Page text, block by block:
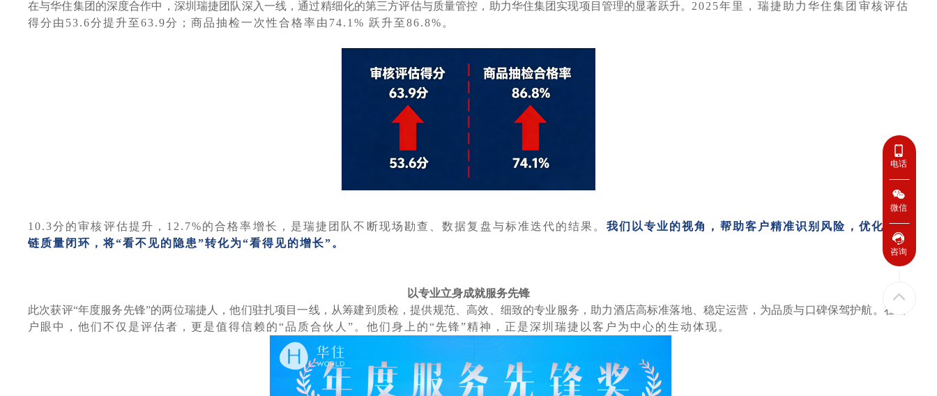
在与华住集团的深度合作中，深圳瑞捷团队深入一线，通过精细化的第三方评估与质量管控，助力华住集团实现项目管理的显著跃升。 2025年里，瑞捷助力华住集团审核评估
得分由53.6分提升至63.9分；商品抽检一次性合格率由74.1% 跃升至86.8%。
10.3分的审核评估提升，12.7%的合格率增长，是瑞捷团队不断现场勘查、数据复盘与标准迭代的结果。 我们以专业的视角，帮助客户精准识别风险，优化供应
链质量闭环，将“看不见的隐患”转化为“看得见的增长”。
以专业立身成就服务先锋
此次获评“年度服务先锋”的两位瑞捷人，他们驻扎项目一线，从筹建到质检，提供规范、高效、细致的专业服务，助力酒店高标准落地、稳定运营，为品质与口碑保驾护航。 在客
户眼中，他们不仅是评估者，更是值得信赖的“品质合伙人”。他们身上的“先锋”精神，正是深圳瑞捷以客户为中心的生动体现。
电话
微信
咨询